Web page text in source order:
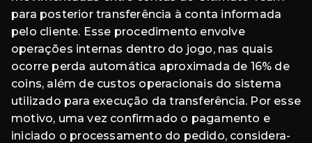
para posterior transferência à conta informada
pelo cliente. Esse procedimento envolve
operações internas dentro do jogo, nas quais
ocorre perda automática aproximada de 16% de
coins, além de custos operacionais do sistema
utilizado para execução da transferência. Por esse
motivo, uma vez confirmado o pagamento e
iniciado o processamento do pedido, considera-